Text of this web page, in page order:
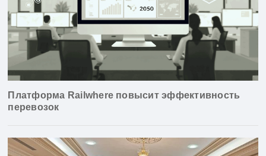
Платформа Railwhere повысит эффективность
перевозок